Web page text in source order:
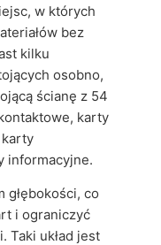
w których
bez
kilku
osobno,
ścianę z 54
karty
informacyjne.
głębokości, co
i ograniczyć
Taki układ jest